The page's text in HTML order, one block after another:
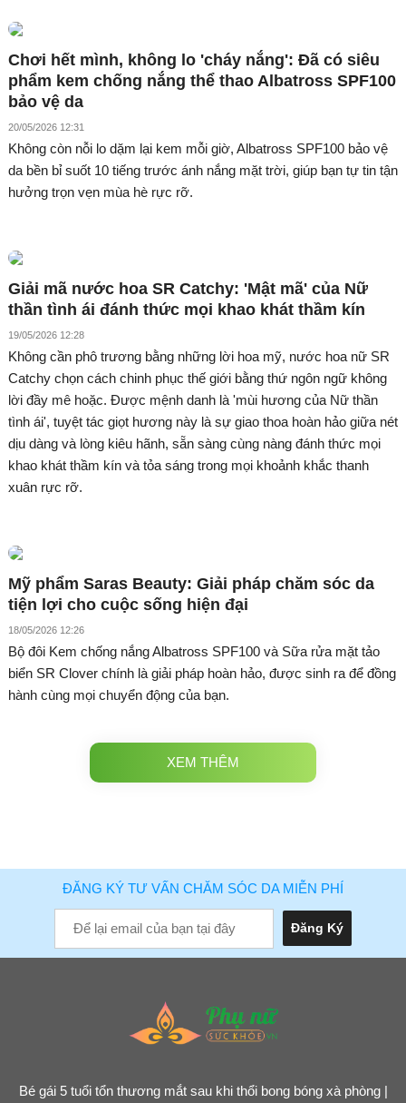
Chơi hết mình, không lo 'cháy nắng': Đã có siêu
phẩm kem chống nắng thể thao Albatross SPF100
bảo vệ da
20/05/2026 12:31
Không còn nỗi lo dặm lại kem mỗi giờ, Albatross SPF100 bảo vệ
da bền bỉ suốt 10 tiếng trước ánh nắng mặt trời, giúp bạn tự tin tận
hưởng trọn vẹn mùa hè rực rỡ.
Giải mã nước hoa SR Catchy: 'Mật mã' của Nữ
thần tình ái đánh thức mọi khao khát thầm kín
19/05/2026 12:28
Không cần phô trương bằng những lời hoa mỹ, nước hoa nữ SR
Catchy chọn cách chinh phục thế giới bằng thứ ngôn ngữ không
lời đầy mê hoặc. Được mệnh danh là 'mùi hương của Nữ thần
tình ái', tuyệt tác giọt hương này là sự giao thoa hoàn hảo giữa nét
dịu dàng và lòng kiêu hãnh, sẵn sàng cùng nàng đánh thức mọi
khao khát thầm kín và tỏa sáng trong mọi khoảnh khắc thanh
xuân rực rỡ.
Mỹ phẩm Saras Beauty: Giải pháp chăm sóc da
tiện lợi cho cuộc sống hiện đại
18/05/2026 12:26
Bộ đôi Kem chống nắng Albatross SPF100 và Sữa rửa mặt tảo
biển SR Clover chính là giải pháp hoàn hảo, được sinh ra để đồng
hành cùng mọi chuyển động của bạn.
XEM THÊM
ĐĂNG KÝ TƯ VẤN CHĂM SÓC DA MIỄN PHÍ
Bé gái 5 tuổi tổn thương mắt sau khi thổi bong bóng xà phòng |